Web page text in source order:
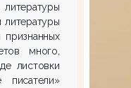
литературы
много,
листовки